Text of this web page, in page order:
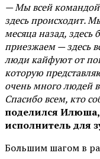
— Мы всей командой
здесь происходит.
месяца назад, здесь
приезжаем — здесь
люди кайфуют от
которую
очень много людей
Спасибо всем, кто
поделился
исполнитель для
Большим шагом в